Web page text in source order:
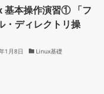
基本操作演習① 「フ
・ディレクトリ操
1月8日 Linux基礎